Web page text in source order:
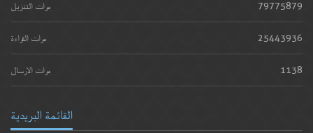
مرات التنزيل 79775879
مرات القراءة 25443936
مرات الارسال 1138
القائمة البريدية